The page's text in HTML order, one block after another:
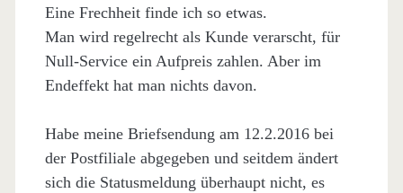
Eine Frechheit finde ich so etwas.
Man wird regelrecht als Kunde verarscht, für
Null-Service ein Aufpreis zahlen. Aber im
Endeffekt hat man nichts davon.
Habe meine Briefsendung am 12.2.2016 bei
der Postfiliale abgegeben und seitdem ändert
sich die Statusmeldung überhaupt nicht, es